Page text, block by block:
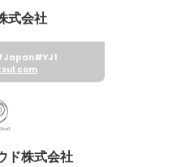
式会社
#YJ1
ド株式会社